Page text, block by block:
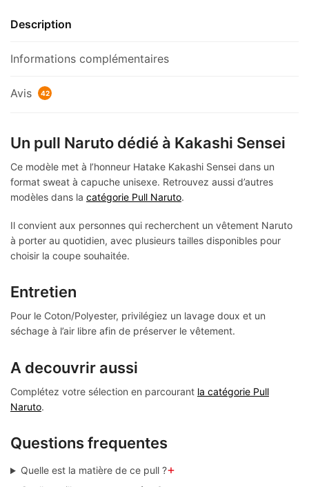
Description
Informations complémentaires
Avis 42
Un pull Naruto dédié à Kakashi Sensei
Ce modèle met à l’honneur Hatake Kakashi Sensei dans un
format sweat à capuche unisexe. Retrouvez aussi d’autres
modèles dans la catégorie Pull Naruto.
Il convient aux personnes qui recherchent un vêtement Naruto
à porter au quotidien, avec plusieurs tailles disponibles pour
choisir la coupe souhaitée.
Entretien
Pour le Coton/Polyester, privilégiez un lavage doux et un
séchage à l’air libre afin de préserver le vêtement.
A decouvrir aussi
Complétez votre sélection en parcourant la catégorie Pull
Naruto.
Questions frequentes
Quelle est la matière de ce pull ?+